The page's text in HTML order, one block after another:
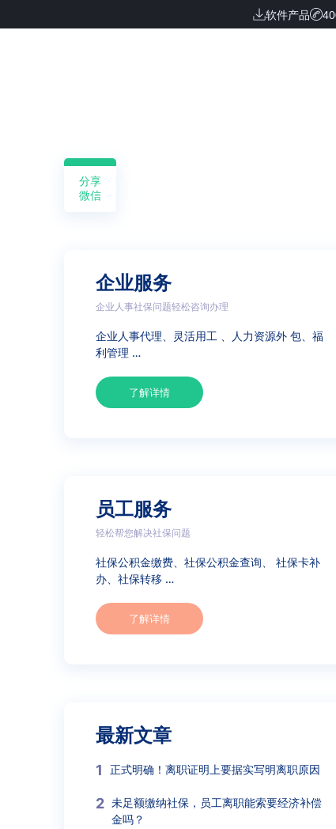
软件产品
分享
微信
企业服务
企业人事社保问题轻松咨询办理
企业人事代理、灵活用工 、人力资源外 包、福
利管理 …
了解详情
员工服务
轻松帮您解决社保问题
社保公积金缴费、社保公积金查询、 社保卡补
办、社保转移 …
了解详情
最新文章
1 正式明确！离职证明上要据实写明离职原因
2 未足额缴纳社保，员工离职能索要经济补偿
金吗？